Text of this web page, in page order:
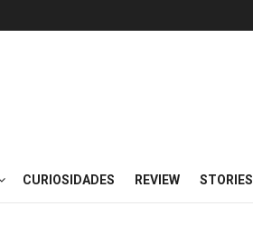
CURIOSIDADES REVIEW STORIES